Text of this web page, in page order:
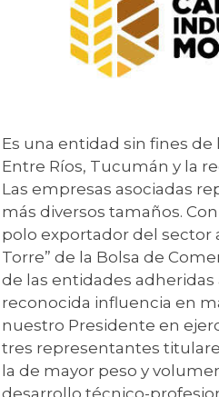
Es una entidad sin fines
Entre Ríos, Tucumán y la
Las empresas asociadas
más diversos tamaños.
polo exportador del sector
Torre” de la Bolsa de
de las entidades
reconocida influencia en
nuestro Presidente en
tres representantes
la de mayor peso y
desarrollo técnico-